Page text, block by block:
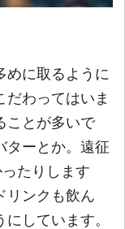
に取るように
だわってはいま
ことが多いで
ターとか。遠征
たりします
ンクも飲ん
しています。